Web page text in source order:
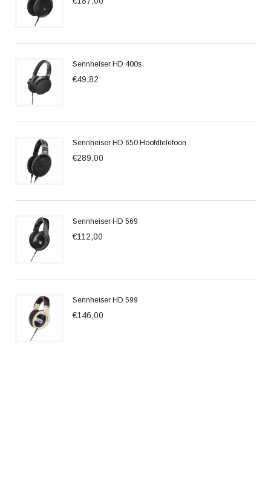
Sennheiser HD 400s
€49,82
Sennheiser HD 650 Hoofdtelefoon
€289,00
Sennheiser HD 569
€112,00
Sennheiser HD 599
€146,00